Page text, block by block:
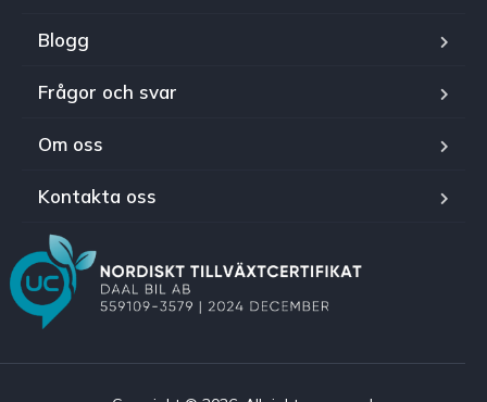
Blogg
Frågor och svar
Om oss
Kontakta oss